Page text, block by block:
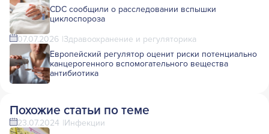
CDC сообщили о расследовании вспышки
циклоспороза
07.07.2026 Здравоохранение и регуляторика
Европейский регулятор оценит риски потенциально
канцерогенного вспомогательного вещества
антибиотика
Похожие статьи по теме
23.07.2024 Инфекции